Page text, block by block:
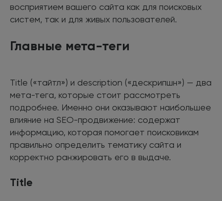
восприятием вашего сайта как для поисковых
систем, так и для живых пользователей.
Главные мета-теги
Title («тайтл») и description («дескрипшн») — два
мета-тега, которые стоит рассмотреть
подробнее. Именно они оказывают наибольшее
влияние на SEO-продвижение: содержат
информацию, которая помогает поисковикам
правильно определить тематику сайта и
корректно ранжировать его в выдаче.
Title